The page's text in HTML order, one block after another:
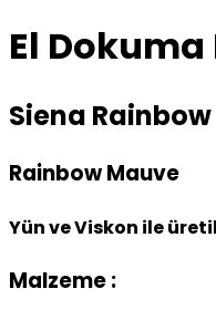
El Dokuma
Siena Rainbow
Rainbow Mauve
Yün ve Viskon ile
Malzeme :